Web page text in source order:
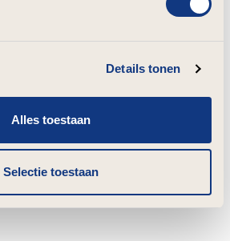
Details tonen
Alles toestaan
Selectie toestaan